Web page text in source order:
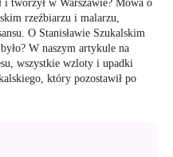
i tworzył w Warszawie? Mowa o
rzeźbiarzu i malarzu,
O Stanisławie Szukalskim
W naszym artykule na
wszystkie wzloty i upadki
który pozostawił po